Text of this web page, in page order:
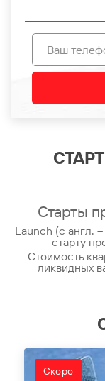
Старты
Launch (с англ.
старту
Стоимость
ликвидных
Скоро